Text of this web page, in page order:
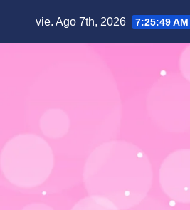
vie. Ago 7th, 2026 7:25:50 AM